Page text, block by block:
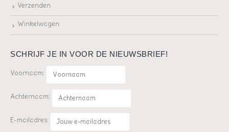
Verzenden
Winkelwagen
SCHRIJF JE IN VOOR DE NIEUWSBRIEF!
Voornaam:
Achternaam:
E-mailadres: